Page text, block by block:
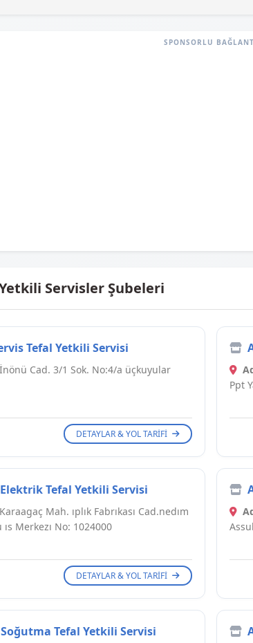
SPONSORLU
Servisler Şubeleri
Tefal Yetkili Servisi
İnönü Cad. 3/1 Sok. No:4/a üçkuyular
DETAYLAR & YOL TARIFI
Ppt
Tefal Yetkili Servisi
Karaagaç Mah. ıplık Fabrıkası Cad.nedım
Merkezı No: 1024000
DETAYLAR & YOL TARIFI
Tefal Yetkili Servisi